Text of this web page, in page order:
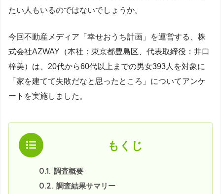
たい人もいるのではないでしょうか。
今回不動産メディア「幸せおうち計画」を運営する、株
式会社AZWAY（本社：東京都豊島区、代表取締役：井口
梓美）は、20代から60代以上までの男女393人を対象に
「家を建てて失敗だなと思ったところ」についてアンケ
ートを実施しました。
もくじ
0.1. 調査概要
0.2. 調査結果サマリー